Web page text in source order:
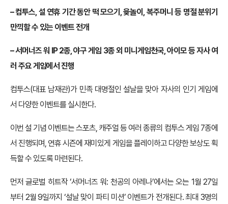
–컴투스, 설 연휴 기간 동안 떡 모으기, 윷놀이, 복주머니 등 명절 분위기
만끽할 수 있는 이벤트 전개
– 서머너즈 워 IP 2종, 야구 게임 3종 외 미니게임천국, 아이모 등 자사 여
러 주요 게임에서 진행
컴투스(대표 남재관)가 민족 대명절인 설날을 맞아 자사의 인기 게임에
서 다양한 이벤트를 실시한다.
이번 설 기념 이벤트는 스포츠, 캐주얼 등 여러 종류의 컴투스 게임 7종에
서 진행되며, 연휴 시즌에 재미있게 게임을 플레이하고 다양한 보상도 획
득할 수 있도록 마련된다.
먼저 글로벌 히트작 ‘서머너즈 워: 천공의 아레나’에서는 오는 1월 27일
부터 2월 9일까지 ‘설날 맞이 파티 미션’ 이벤트가 전개된다. 최대 3명의